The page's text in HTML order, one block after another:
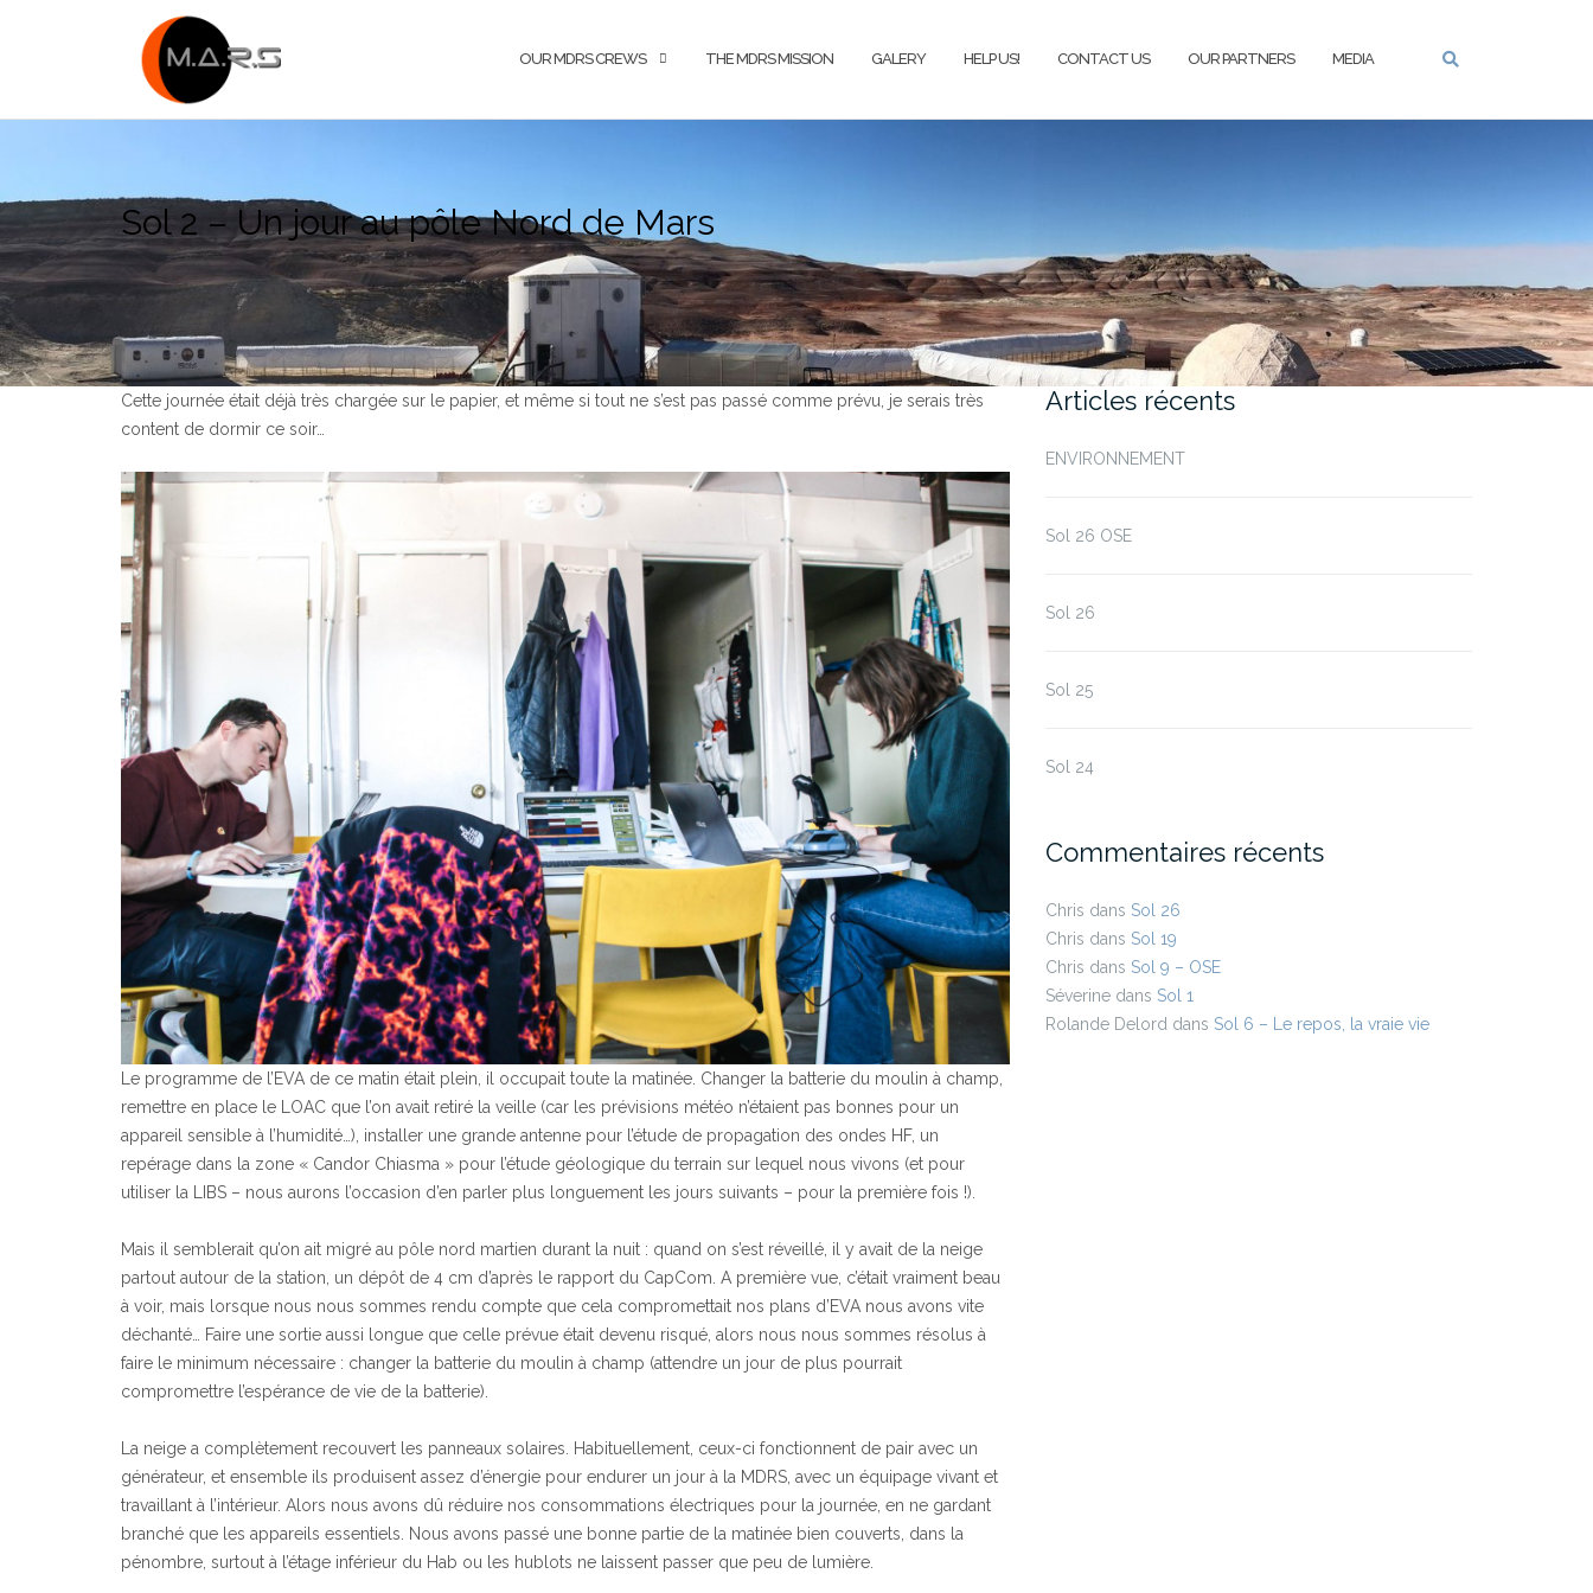
OUR MDRS CREWS THE MDRS MISSION GALERY HELP US! CONTACT US OUR PARTNERS MEDIA
Sol 2 – Un jour au pôle Nord de Mars
Cette journée était déjà très chargée sur le papier, et même si tout ne s’est pas passé comme prévu, je serais très
content de dormir ce soir…
Le programme de l’EVA de ce matin était plein, il occupait toute la matinée. Changer la batterie du moulin à champ,
remettre en place le LOAC que l’on avait retiré la veille (car les prévisions météo n’étaient pas bonnes pour un
appareil sensible à l’humidité…), installer une grande antenne pour l’étude de propagation des ondes HF, un
repérage dans la zone « Candor Chiasma » pour l’étude géologique du terrain sur lequel nous vivons (et pour
utiliser la LIBS – nous aurons l’occasion d’en parler plus longuement les jours suivants – pour la première fois !).
Mais il semblerait qu’on ait migré au pôle nord martien durant la nuit : quand on s’est réveillé, il y avait de la neige
partout autour de la station, un dépôt de 4 cm d’après le rapport du CapCom. A première vue, c’était vraiment beau
à voir, mais lorsque nous nous sommes rendu compte que cela compromettait nos plans d’EVA nous avons vite
déchanté… Faire une sortie aussi longue que celle prévue était devenu risqué, alors nous nous sommes résolus à
faire le minimum nécessaire : changer la batterie du moulin à champ (attendre un jour de plus pourrait
compromettre l’espérance de vie de la batterie).
La neige a complètement recouvert les panneaux solaires. Habituellement, ceux-ci fonctionnent de pair avec un
générateur, et ensemble ils produisent assez d’énergie pour endurer un jour à la MDRS, avec un équipage vivant et
travaillant à l’intérieur. Alors nous avons dû réduire nos consommations électriques pour la journée, en ne gardant
branché que les appareils essentiels. Nous avons passé une bonne partie de la matinée bien couverts, dans la
pénombre, surtout à l’étage inférieur du Hab ou les hublots ne laissent passer que peu de lumière.
Articles récents
ENVIRONNEMENT
Sol 26 OSE
Sol 26
Sol 25
Sol 24
Commentaires récents
Chris dans Sol 26
Chris dans Sol 19
Chris dans Sol 9 – OSE
Séverine dans Sol 1
Rolande Delord dans Sol 6 – Le repos, la vraie vie